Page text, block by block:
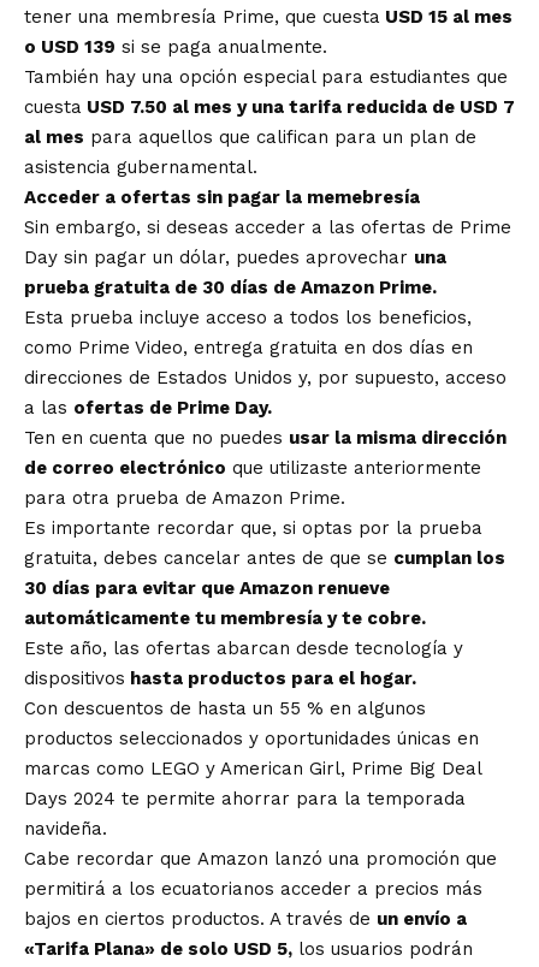
tener una membresía Prime, que cuesta USD 15 al mes
o USD 139 si se paga anualmente.
También hay una opción especial para estudiantes que
cuesta USD 7.50 al mes y una tarifa reducida de USD 7
al mes para aquellos que califican para un plan de
asistencia gubernamental.
Acceder a ofertas sin pagar la memebresía
Sin embargo, si deseas acceder a las ofertas de Prime
Day sin pagar un dólar, puedes aprovechar una
prueba gratuita de 30 días de Amazon Prime.
Esta prueba incluye acceso a todos los beneficios,
como Prime Video, entrega gratuita en dos días en
direcciones de Estados Unidos y, por supuesto, acceso
a las ofertas de Prime Day.
Ten en cuenta que no puedes usar la misma dirección
de correo electrónico que utilizaste anteriormente
para otra prueba de Amazon Prime.
Es importante recordar que, si optas por la prueba
gratuita, debes cancelar antes de que se cumplan los
30 días para evitar que Amazon renueve
automáticamente tu membresía y te cobre.
Este año, las ofertas abarcan desde tecnología y
dispositivos hasta productos para el hogar.
Con descuentos de hasta un 55 % en algunos
productos seleccionados y oportunidades únicas en
marcas como LEGO y American Girl, Prime Big Deal
Days 2024 te permite ahorrar para la temporada
navideña.
Cabe recordar que Amazon lanzó una promoción que
permitirá a los ecuatorianos acceder a precios más
bajos en ciertos productos. A través de un envío a
«Tarifa Plana» de solo USD 5, los usuarios podrán